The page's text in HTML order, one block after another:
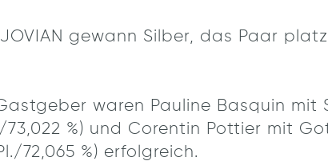
gewann Silber, das Paar
waren Pauline Basquin mit
73,022 %) und Corentin Pottier mit
72,065 %) erfolgreich.